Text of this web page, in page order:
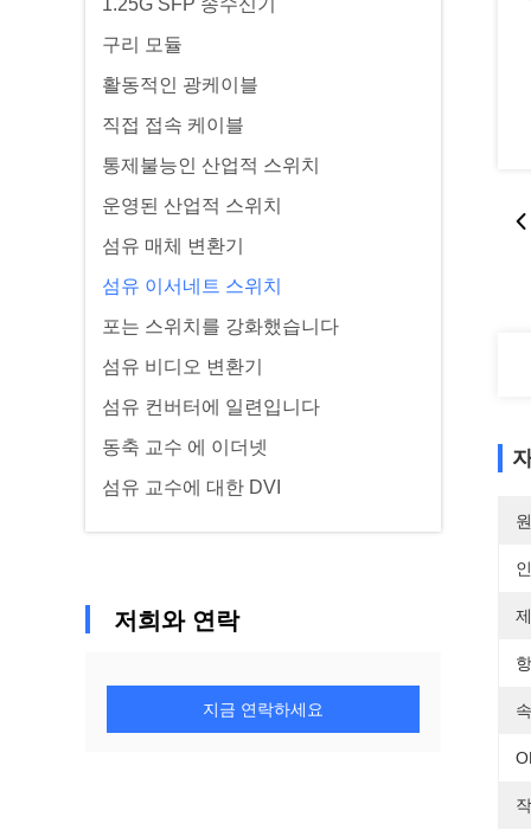
1.25G SFP 송수신기
구리 모듈
활동적인 광케이블
직접 접속 케이블
통제불능인 산업적 스위치
운영된 산업적 스위치
섬유 매체 변환기
섬유 이서네트 스위치
포는 스위치를 강화했습니다
섬유 비디오 변환기
섬유 컨버터에 일련입니다
동축 교수 에 이더넷
섬유 교수에 대한 DVI
저희와 연락
지금 연락하세요